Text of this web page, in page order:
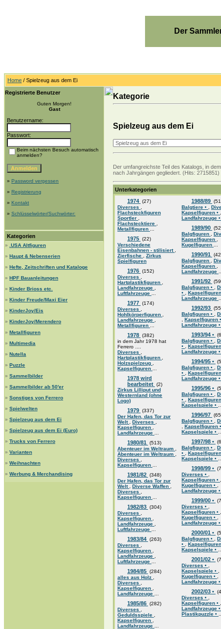
Der
Home / Spielzeug aus dem Ei
Registrierte Benutzer
Guten Morgen!
Gast
Benutzername:
Passwort:
Beim nächsten Besuch automatisch
anmelden?
» Password vergessen
» Registrierung
» Kontakt
» Schlüsselwörter/Suchwörter:
Kategorien
»
.USA Altfiguren
» Haupt & Nebenserien
» Hefte, Zeitschriften und Kataloge
» HPF Bauanleitungen
» Kinder Brioss etc.
» Kinder Freude/Maxi Eier
» KinderJoy/Eis
» KinderJoy/Merendero
» Metallfiguren
» Multimedia
» Nutella
» Puzzle
» Sammelbilder
» Sammelbilder ab 50'er
» Sonstiges von Ferrero
» Spielwelten
» Spielzeug aus dem Ei
» Spielzeug aus dem Ei (Euro)
» Trucks von Ferrero
» Varianten
» Weihnachten
» Werbung & Merchandising
Kategorie
Spielzeug aus dem Ei
Der umfangreichste Teil des Katalogs, in
nach Jahrgängen gegliedert. (Hits:
Unterkategorien
1974 (27)
Diverses
Flachsteckfiguren
Sportler
Flachstecktiere
Metallfiguren
1975 (22)
Verschiedene
Eisenbahnen - stilisiert
Zierfische
Zirkus
Spielfiguren
1976 (152)
Diverses
Hartplastikfiguren
Landfahrzeuge
Luftfahrzeuge
1977 (174)
Diverses
Hohlkörperfiguren
Landfahrzeuge
Metallfiguren
1978 (382)
in dem Jahr 1978 hat
Ferrero ....
Diverses
Hartplastikfiguren
Holzspielzeug
Kapselfiguren
1978 wird
bearbeitet (2)
Zirkus Lilliput und
Westernland (ohne
Logo)
1979 (337)
Der Hafen, das Tor zur
Welt
Diverses
Kapselfiguren
Landfahrzeuge
1980/81 (513)
Abenteuer im Weltraum
Abenteuer im Weltraum
Diverses
Kapselfiguren
1981/82 (348)
Der Hafen, das Tor zur
Welt
Diverse Waffen
Diverses
Kapselfiguren
1982/83 (304)
Diverses
Kapselfiguren
Landfahrzeuge
Luftfahrzeuge
1983/84 (263)
Diverses
Kapselfiguren
Landfahrzeuge
Luftfahrzeuge
1984/85 (284)
alles aus Holz
Diverses
Kapselfiguren
Landfahrzeuge
1985/86 (282)
Diverses
Geduldsspiele
Kapselfiguren
Landfahrzeuge
1988/89
Balgtiere •
Kapselfiguren •
Landfahrzeuge
1989/90
Balgfiguren
Kapselfiguren
Kugelfiguren
1990/91
Balgfiguren
Kapselfiguren
Landfahrzeuge
1991/92
Balgfiguren •
•
Landfahrzeuge
1992/93
Balgfiguren •
Kapselfiguren
Landfahrzeuge
1993/94 •
Balgfiguren •
•
Landfahrzeuge
1994/95 •
Balgfiguren •
•
Landfahrzeuge
1995/96 •
Balgfiguren •
•
Kapselspiele •
1996/97
Balgfiguren •
Kapselfiguren
Kapselspiele •
1997/98 •
Balgfiguren •
•
Kapselspiele •
1998/99 •
Diverses •
Kapselfiguren •
Kugelfiguren •
Landfahrzeuge
1999/00 •
Diverses •
Kapselfiguren •
Kugelfiguren •
Landfahrzeuge
2000/01 •
Balgfiguren •
•
Kapselspiele •
2001/02 •
Diverses •
Kapselspiele •
Kugelfiguren •
Landfahrzeuge
2002/03 •
Diverses •
Kapselfiguren •
Landfahrzeuge
Plastikpuzzle •